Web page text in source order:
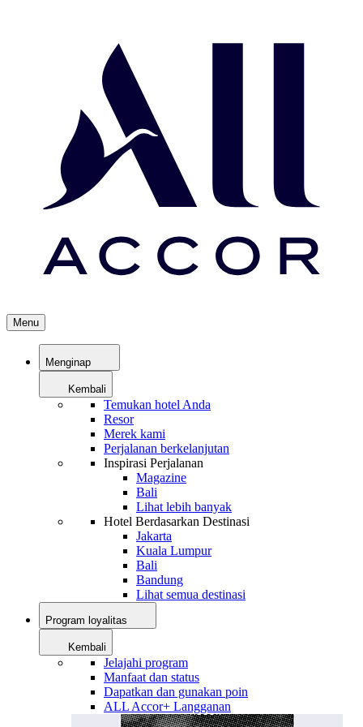
Menu
Menginap
Kembali
Temukan hotel Anda
Resor
Merek kami
Perjalanan berkelanjutan
Inspirasi Perjalanan
Magazine
Bali
Lihat lebih banyak
Hotel Berdasarkan Destinasi
Jakarta
Kuala Lumpur
Bali
Bandung
Lihat semua destinasi
Program loyalitas
Kembali
Jelajahi program
Manfaat dan status
Dapatkan dan gunakan poin
ALL Accor+ Langganan